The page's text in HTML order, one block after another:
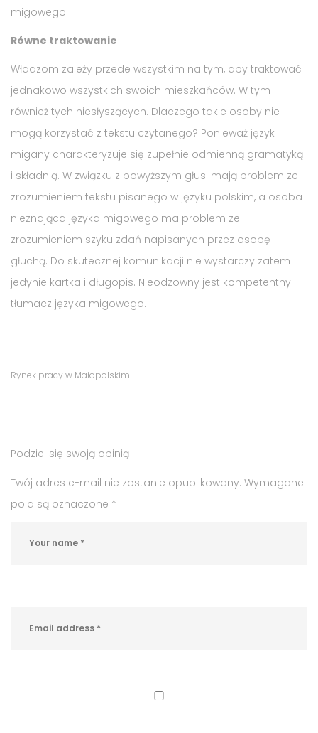
migowego.
Równe traktowanie
Władzom zależy przede wszystkim na tym, aby traktować
jednakowo wszystkich swoich mieszkańców. W tym
również tych niesłyszących. Dlaczego takie osoby nie
mogą korzystać z tekstu czytanego? Ponieważ język
migany charakteryzuje się zupełnie odmienną gramatyką
i składnią. W związku z powyższym głusi mają problem ze
zrozumieniem tekstu pisanego w języku polskim, a osoba
nieznająca języka migowego ma problem ze
zrozumieniem szyku zdań napisanych przez osobę
głuchą. Do skutecznej komunikacji nie wystarczy zatem
jedynie kartka i długopis. Nieodzowny jest kompetentny
tłumacz języka migowego.
Tags
w
Bobowej,
tłumacz
migowego
Category
Rynek pracy w Małopolskim
Podziel się swoją opinią
Twój adres e-mail nie zostanie opublikowany. Wymagane
pola są oznaczone *